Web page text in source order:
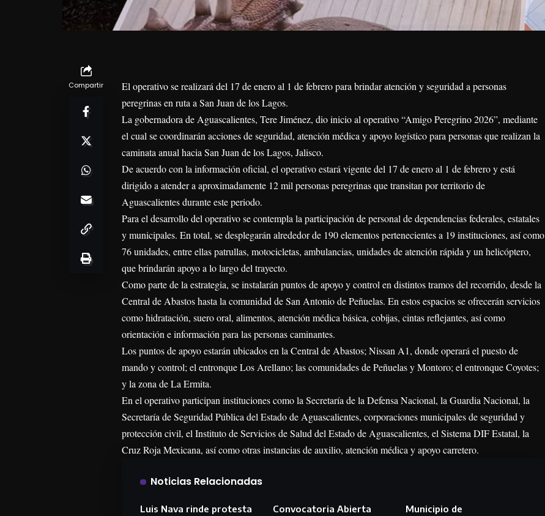
Compartir
El operativo se realizará del 17 de enero al 1 de febrero para brindar atención y seguridad a personas
peregrinas en ruta a San Juan de los Lagos.
La gobernadora de Aguascalientes, Tere Jiménez, dio inicio al operativo “Amigo Peregrino 2026”, mediante
el cual se coordinarán acciones de seguridad, atención médica y apoyo logístico para personas que realizan la
caminata anual hacia San Juan de los Lagos, Jalisco.
De acuerdo con la información oficial, el operativo estará vigente del 17 de enero al 1 de febrero y está
dirigido a atender a aproximadamente 12 mil personas peregrinas que transitan por territorio de
Aguascalientes durante este periodo.
Para el desarrollo del operativo se contempla la participación de personal de dependencias federales, estatales
y municipales. En total, se desplegarán alrededor de 190 elementos pertenecientes a 19 instituciones, así como
76 unidades, entre ellas patrullas, motocicletas, ambulancias, unidades de atención rápida y un helicóptero,
que brindarán apoyo a lo largo del trayecto.
Como parte de la estrategia, se instalarán puntos de apoyo y control en distintos tramos del recorrido, desde la
Central de Abastos hasta la comunidad de San Antonio de Peñuelas. En estos espacios se ofrecerán servicios
como hidratación, suero oral, alimentos, atención médica básica, cobijas, cintas reflejantes, así como
orientación e información para las personas caminantes.
Los puntos de apoyo estarán ubicados en la Central de Abastos; Nissan A1, donde operará el puesto de
mando y control; el entronque Los Arellano; las comunidades de Peñuelas y Montoro; el entronque Coyotes;
y la zona de La Ermita.
En el operativo participan instituciones como la Secretaría de la Defensa Nacional, la Guardia Nacional, la
Secretaría de Seguridad Pública del Estado de Aguascalientes, corporaciones municipales de seguridad y
protección civil, el Instituto de Servicios de Salud del Estado de Aguascalientes, el Sistema DIF Estatal, la
Cruz Roja Mexicana, así como otras instancias de auxilio, atención médica y apoyo carretero.
Noticias Relacionadas
Luis Nava rinde protesta
Convocatoria Abierta
Municipio de